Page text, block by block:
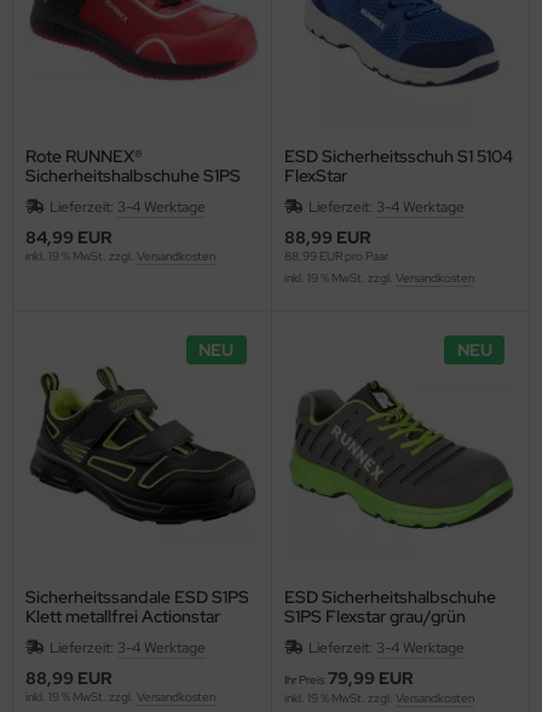
Rote RUNNEX®
Sicherheitshalbschuhe S1PS
ESD metallfrei SportStar 5114
Lieferzeit: 3-4 Werktage
84,99 EUR
inkl. 19 % MwSt. zzgl. Versandkosten
ESD Sicherheitsschuh S1 5104
FlexStar
Lieferzeit: 3-4 Werktage
88,99 EUR
88,99 EUR pro Paar
inkl. 19 % MwSt. zzgl. Versandkosten
NEU
Sicherheitssandale ESD S1PS
Klett metallfrei Actionstar
RUNNEX 5150
Lieferzeit: 3-4 Werktage
88,99 EUR
inkl. 19 % MwSt. zzgl. Versandkosten
NEU
ESD Sicherheitshalbschuhe
S1PS Flexstar grau/grün
Uebergroesse RUNNEX 5170
Lieferzeit: 3-4 Werktage
Ihr Preis 79,99 EUR
inkl. 19 % MwSt. zzgl. Versandkosten